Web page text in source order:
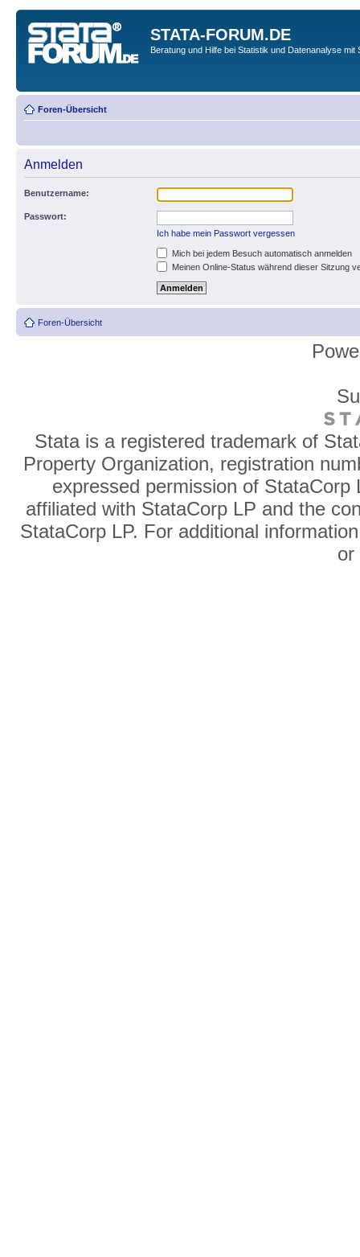
STATA-FORUM.DE
Beratung und Hilfe bei Statistik und Datenanalyse mit
Foren-Übersicht
Anmelden
Benutzername:
Passwort:
Ich habe mein Passwort vergessen
Mich bei jedem Besuch automatisch anmelden
Meinen Online-Status während dieser Sitzung
Foren-Übersicht
Stata is a registered trademark of
Property Organization, registration
expressed permission of
affiliated with StataCorp LP and the
StataCorp LP. For additional
or